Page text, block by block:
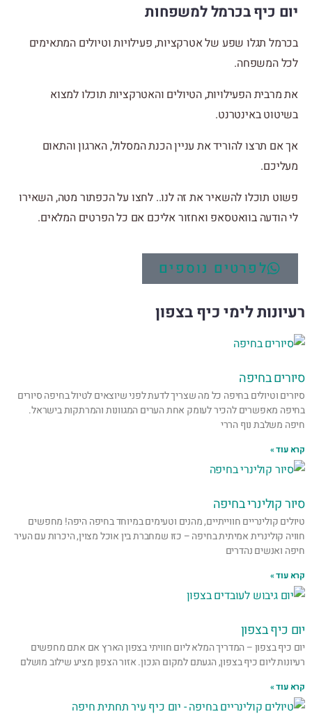
יום כיף בכרמל למשפחות
בכרמל תגלו שפע של אטרקציות, פעילויות וטיולים המתאימים
לכל המשפחה.
את מרבית הפעילויות, הטיולים והאטרקציות תוכלו למצוא
בשיטוט באינטרנט.
אך אם תרצו להוריד את עניין הכנת המסלול, הארגון והתאום
מעליכם.
פשוט תוכלו להשאיר את זה לנו.. לחצו על הכפתור מטה, השאירו
לי הודעה בוואטסאפ ואחזור אליכם אם כל הפרטים המלאים.
לפרטים נוספים
רעיונות לימי כיף בצפון
סיורים בחיפה
סיורים וטיולים בחיפה כל מה שצריך לדעת לפני שיוצאים לטיול בחיפה סיורים
בחיפה מאפשרים להכיר לעומק אחת הערים המגוונות והמרתקות בישראל.
חיפה משלבת נוף הררי
קרא עוד »
סיור קולינרי בחיפה
טיולים קולינריים חווייתיים, מהנים וטעימים במיוחד בחיפה היפה! מחפשים
חוויה קולינרית אמיתית בחיפה – כזו שמחברת בין אוכל מצוין, היכרות עם העיר
חיפה ואנשים נהדרים
קרא עוד »
יום כיף בצפון
יום כיף בצפון – המדריך המלא ליום חוויתי בצפון הארץ אם אתם מחפשים
רעיונות ליום כיף בצפון, הגעתם למקום הנכון. אזור הצפון מציע שילוב מושלם
קרא עוד »